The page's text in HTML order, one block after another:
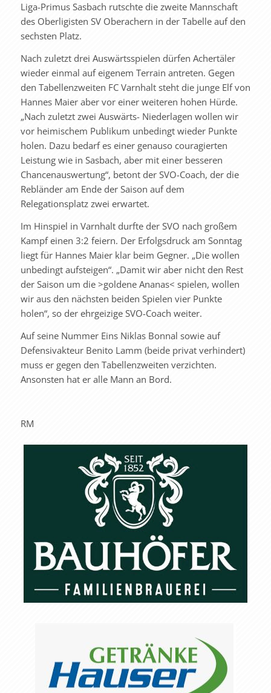
Liga-Primus Sasbach rutschte die zweite Mannschaft
des Oberligisten SV Oberachern in der Tabelle auf den
sechsten Platz.
Nach zuletzt drei Auswärtsspielen dürfen Achertäler
wieder einmal auf eigenem Terrain antreten. Gegen
den Tabellenzweiten FC Varnhalt steht die junge Elf von
Hannes Maier aber vor einer weiteren hohen Hürde.
„Nach zuletzt zwei Auswärts- Niederlagen wollen wir
vor heimischem Publikum unbedingt wieder Punkte
holen. Dazu bedarf es einer genauso couragierten
Leistung wie in Sasbach, aber mit einer besseren
Chancenauswertung“, betont der SVO-Coach, der die
Rebländer am Ende der Saison auf dem
Relegationsplatz zwei erwartet.
Im Hinspiel in Varnhalt durfte der SVO nach großem
Kampf einen 3:2 feiern. Der Erfolgsdruck am Sonntag
liegt für Hannes Maier klar beim Gegner. „Die wollen
unbedingt aufsteigen“. „Damit wir aber nicht den Rest
der Saison um die >goldene Ananas< spielen, wollen
wir aus den nächsten beiden Spielen vier Punkte
holen“, so der ehrgeizige SVO-Coach weiter.
Auf seine Nummer Eins Niklas Bonnal sowie auf
Defensivakteur Benito Lamm (beide privat verhindert)
muss er gegen den Tabellenzweiten verzichten.
Ansonsten hat er alle Mann an Bord.
RM